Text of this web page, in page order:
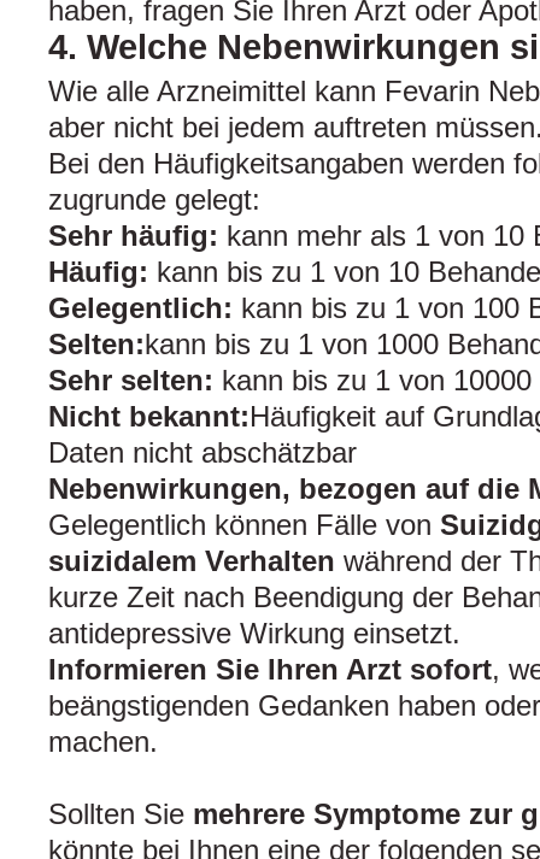
haben, fragen Sie Ihren Arzt oder
4. Welche Nebenwirkungen
Wie alle Arzneimittel kann Fevarin
aber nicht bei jedem auftreten
Bei den Häufigkeitsangaben werden
zugrunde gelegt:
Sehr häufig: kann mehr als 1 von 10
Häufig: kann bis zu 1 von 10
Gelegentlich: kann bis zu 1 von 100
Selten:kann bis zu 1 von 1000
Sehr selten: kann bis zu 1 von
Nicht bekannt:Häufigkeit auf
Daten nicht abschätzbar
Nebenwirkungen, bezogen auf die
Gelegentlich können Fälle von
suizidalem Verhalten während der
kurze Zeit nach Beendigung der
antidepressive Wirkung einsetzt.
Informieren Sie Ihren Arzt sofort,
beängstigenden Gedanken haben
machen.
Sollten Sie mehrere Symptome zur
könnte bei Ihnen eine der folgenden